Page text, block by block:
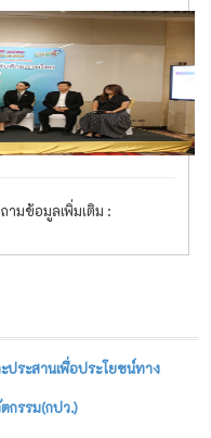
ามข้อมูลเพิ่มเติม :
ระสานเพื่อประโยชน์ทาง
กรรม(กปว.)